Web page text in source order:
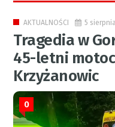
AKTUALNOŚCI 5
Tragedia w
45-letni
Krzyżanowic
0